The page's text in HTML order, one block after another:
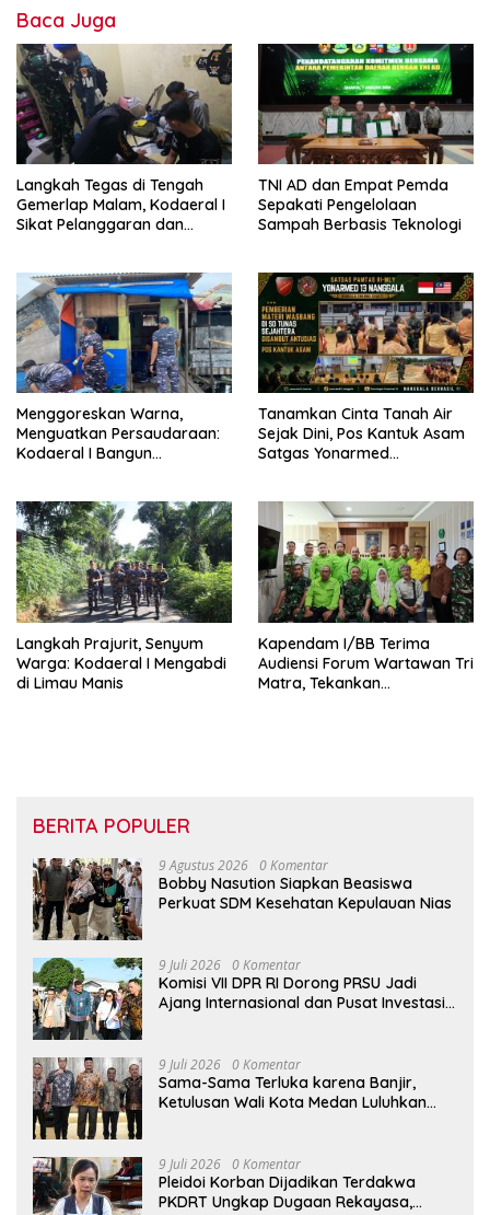
Baca Juga
Langkah Tegas di Tengah
Gemerlap Malam, Kodaeral I
Sikat Pelanggaran dan
TNI AD dan Empat Pemda
Sepakati Pengelolaan
Sampah Berbasis Teknologi
Menggoreskan Warna,
Menguatkan Persaudaraan:
Kodaeral I Bangun
Tanamkan Cinta Tanah Air
Sejak Dini, Pos Kantuk Asam
Satgas Yonarmed
Tunas Sejahtera Sungai Biru
‎Langkah Prajurit, Senyum
Warga: Kodaeral I Mengabdi
di Limau Manis
Kapendam I/BB Terima
Audiensi Forum Wartawan Tri
Matra, Tekankan
BERITA POPULER
9 Agustus 2026 0 Komentar
Bobby Nasution Siapkan Beasiswa
Perkuat SDM Kesehatan Kepulauan Nias
9 Juli 2026 0 Komentar
Komisi VII DPR RI Dorong PRSU Jadi
Ajang Internasional dan Pusat Investasi
9 Juli 2026 0 Komentar
Sama-Sama Terluka karena Banjir,
Ketulusan Wali Kota Medan Luluhkan
9 Juli 2026 0 Komentar
Pleidoi Korban Dijadikan Terdakwa
PKDRT Ungkap Dugaan Rekayasa,